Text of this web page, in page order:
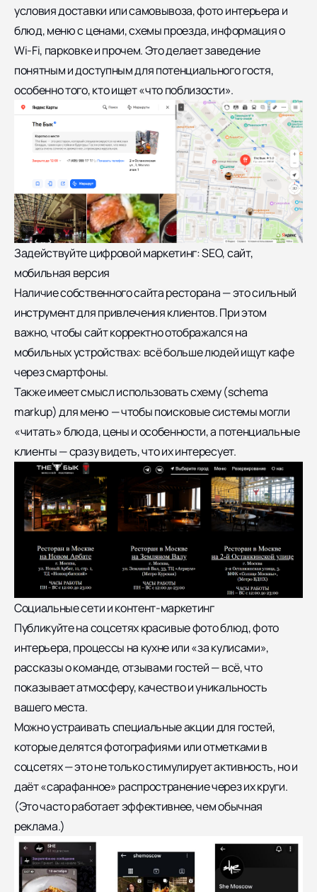
условия доставки или самовывоза, фото интерьера и
блюд, меню с ценами, схемы проезда, информация о
Wi-Fi, парковке и прочем. Это делает заведение
понятным и доступным для потенциального гостя,
особенно того, кто ищет «что поблизости».
Задействуйте цифровой маркетинг: SEO, сайт,
мобильная версия
Наличие собственного сайта ресторана — это сильный
инструмент для привлечения клиентов. При этом
важно, чтобы сайт корректно отображался на
мобильных устройствах: всё больше людей ищут кафе
через смартфоны.
Также имеет смысл использовать схему (schema
markup) для меню — чтобы поисковые системы могли
«читать» блюда, цены и особенности, а потенциальные
клиенты — сразу видеть, что их интересует.
Социальные сети и контент-маркетинг
Публикуйте на соцсетях красивые фото блюд, фото
интерьера, процессы на кухне или «за кулисами»,
рассказы о команде, отзывами гостей — всё, что
показывает атмосферу, качество и уникальность
вашего места.
Можно устраивать специальные акции для гостей,
которые делятся фотографиями или отметками в
соцсетях — это не только стимулирует активность, но и
даёт «сарафанное» распространение через их круги.
(Это часто работает эффективнее, чем обычная
реклама.)